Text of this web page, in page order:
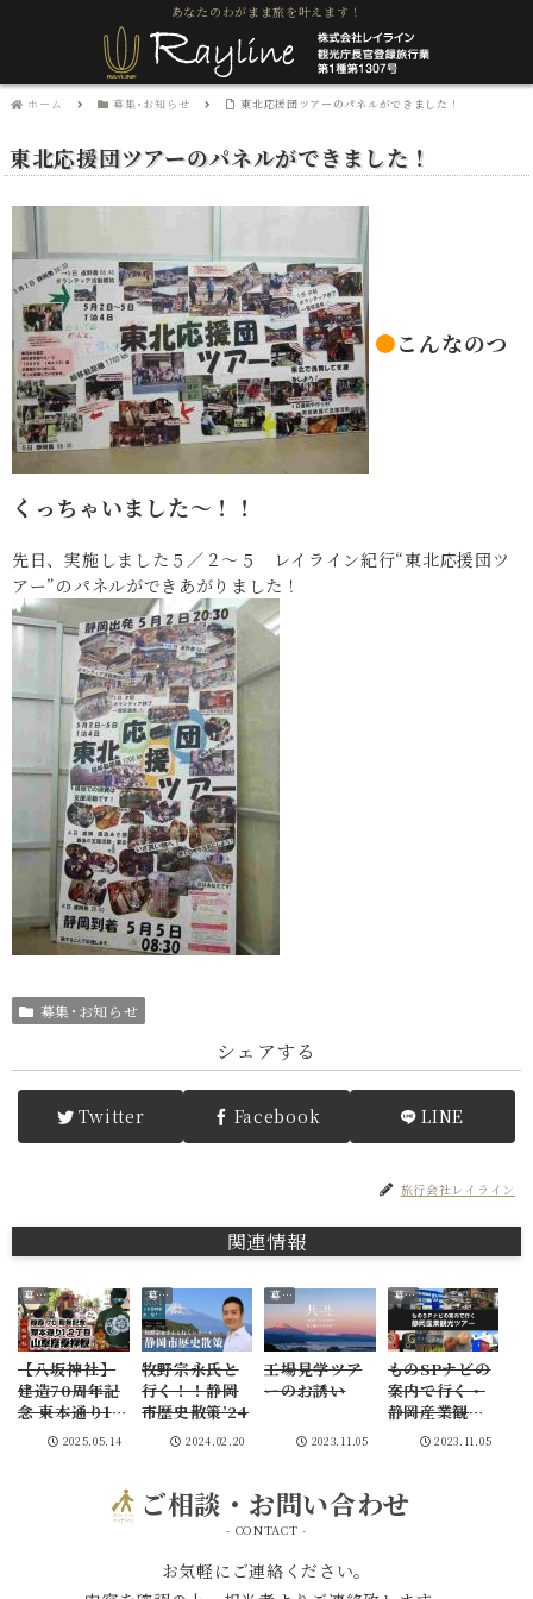
あなたのわがまま旅を叶えます！
ホーム 募集･お知らせ 東北応援団ツアーのパネルができました！
東北応援団ツアーのパネルができました！
●こんなのつ
くっちゃいました～！！
先日、実施しました５／２～５ レイライン紀行“東北応援団ツ
アー”のパネルができあがりました！
募集･お知らせ
シェアする
Twitter Facebook LINE
旅行会社レイライン
関連情報
募集･お知らせ
【八坂神社】
建造70周年記
念 東本通り1,2
丁目 山車搭乗
拝観
2025.05.14
募集･お知らせ
牧野宗永氏と
行く！！静岡
市歴史散策’24
2024.02.20
募集･お知らせ
工場見学ツア
ーのお誘い
2023.11.05
募集･お知らせ
ものSPナビの
案内で行く・
静岡産業観光
ツアー2コース
2023.11.05
ご相談・お問い合わせ
- CONTACT -
お気軽にご連絡ください。